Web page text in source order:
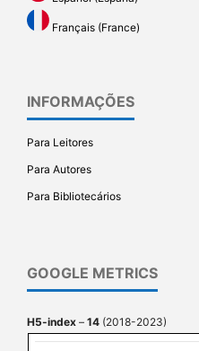
Français (France)
INFORMAÇÕES
Para Leitores
Para Autores
Para Bibliotecários
GOOGLE METRICS
H5-index – 14 (2018-2023)